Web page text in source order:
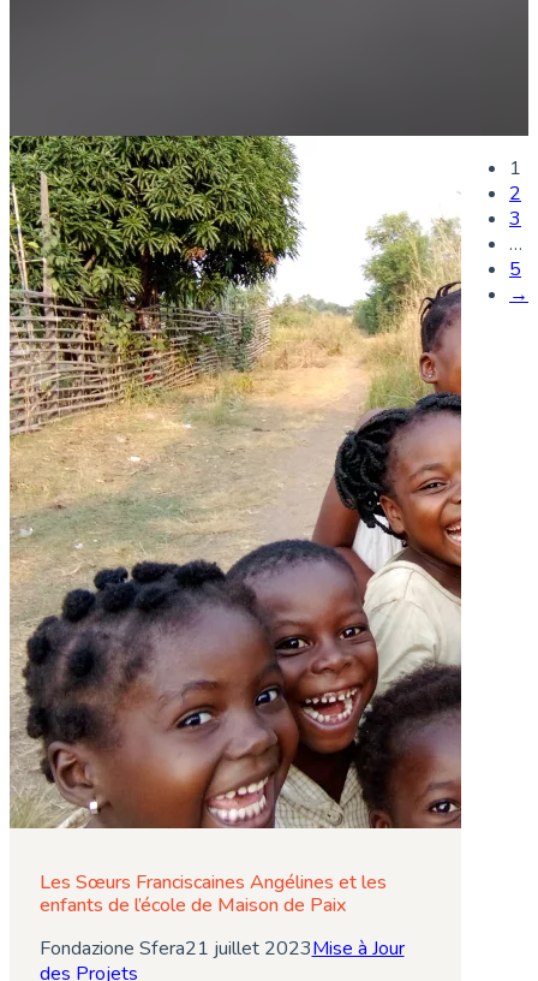
Les Sœurs Franciscaines Angélines et les
enfants de l’école de Maison de Paix
Fondazione Sfera21 juillet 2023Mise à Jour
des Projets
1
2
3
…
5
→